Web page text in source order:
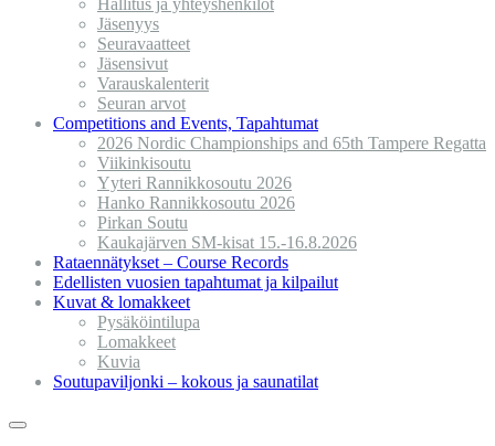
Hallitus ja yhteyshenkilöt
Jäsenyys
Seuravaatteet
Jäsensivut
Varauskalenterit
Seuran arvot
Competitions and Events, Tapahtumat
2026 Nordic Championships and 65th Tampere Regatta
Viikinkisoutu
Yyteri Rannikkosoutu 2026
Hanko Rannikkosoutu 2026
Pirkan Soutu
Kaukajärven SM-kisat 15.-16.8.2026
Rataennätykset – Course Records
Edellisten vuosien tapahtumat ja kilpailut
Kuvat & lomakkeet
Pysäköintilupa
Lomakkeet
Kuvia
Soutupaviljonki – kokous ja saunatilat